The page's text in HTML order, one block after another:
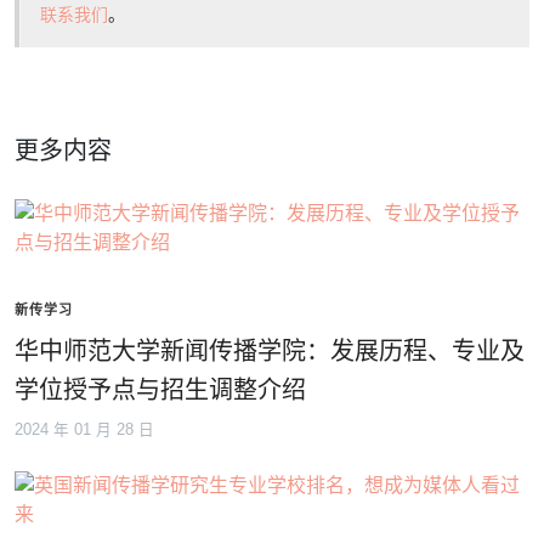
联系我们。
更多内容
新传学习
华中师范大学新闻传播学院：发展历程、专业及
学位授予点与招生调整介绍
2024 年 01 月 28 日